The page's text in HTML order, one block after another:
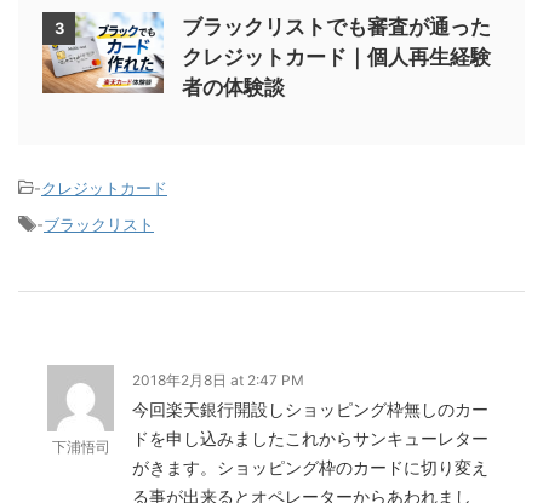
3
ブラックリストでも審査が通った
クレジットカード｜個人再生経験
者の体験談
-クレジットカード
-ブラックリスト
下浦悟司
2018年2月8日 at 2:47 PM
今回楽天銀行開設しショッピング枠無しのカー
ドを申し込みましたこれからサンキューレター
がきます。ショッピング枠のカードに切り変え
る事が出来るとオペレーターからあわれまし